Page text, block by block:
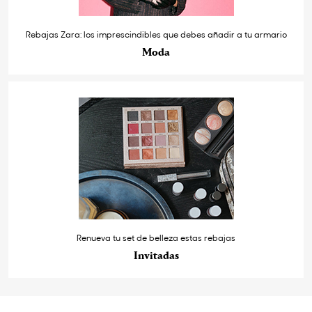
Rebajas Zara: los imprescindibles que debes añadir a tu armario
Moda
Renueva tu set de belleza estas rebajas
Invitadas